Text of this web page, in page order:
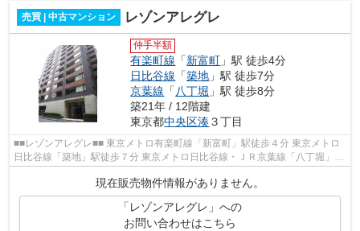
売買 | 中古マンション レゾンアレグレ
仲手半額
有楽町線 「新富町 」駅 徒歩4分
日比谷線 「築地 」駅 徒歩7分
京葉線 「八丁堀 」駅 徒歩8分
築21年 / 12階建
東京都中央区湊３丁目
■■レゾンアレグレ■■ 東京メトロ有楽町線「新富町」駅徒歩４分 東京メトロ
日比谷線「築地」駅徒歩７分 東京メトロ日比谷線・ＪＲ京葉線「八丁堀」駅
徒歩８分 東京メトロ有楽町線・都営...
現在販売物件情報がありません。
「レゾンアレグレ」への
お問い合わせはこちら